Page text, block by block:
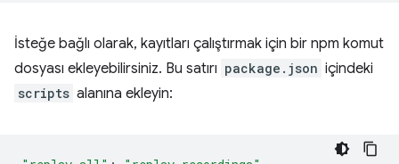
İsteğe bağlı olarak, kayıtları çalıştırmak için bir npm komut
dosyası ekleyebilirsiniz. Bu satırı package.json içindeki
scripts alanına ekleyin: